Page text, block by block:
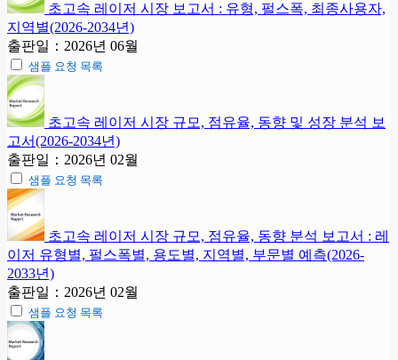
초고속 레이저 시장 보고서 : 유형, 펄스폭, 최종사용자,
지역별(2026-2034년)
출판일：2026년 06월
샘플 요청 목록
초고속 레이저 시장 규모, 점유율, 동향 및 성장 분석 보
고서(2026-2034년)
출판일：2026년 02월
샘플 요청 목록
초고속 레이저 시장 규모, 점유율, 동향 분석 보고서 : 레
이저 유형별, 펄스폭별, 용도별, 지역별, 부문별 예측(2026-
2033년)
출판일：2026년 02월
샘플 요청 목록